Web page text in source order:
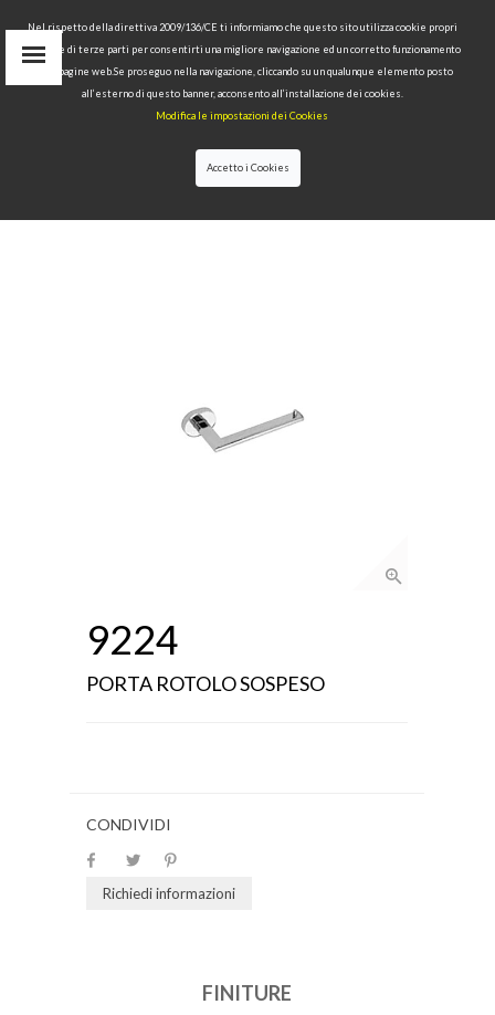
Area Riservata
COLLEZIONI >> NOLITA
9224
PORTA ROTOLO SOSPESO
CONDIVIDI
Richiedi informazioni
FINITURE
Nel rispetto della direttiva 2009/136/CE ti informiamo che questo sito utilizza cookie propri
tecnici e di terze parti per consentirti una migliore navigazione ed un corretto funzionamento
delle pagine web.Se proseguo nella navigazione, cliccando su un qualunque elemento posto
all’esterno di questo banner, acconsento all’installazione dei cookies.
Modifica le impostazioni dei Cookies
Accetto i Cookies